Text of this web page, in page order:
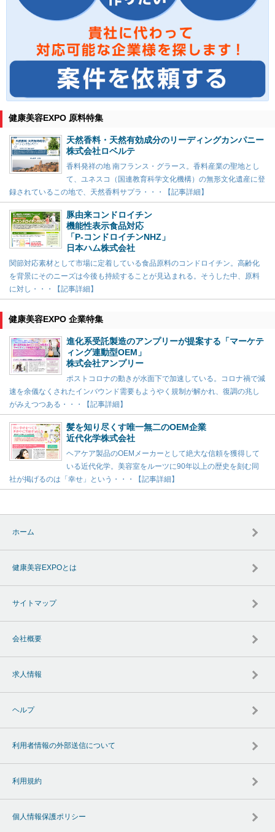
健康美容EXPO 原料特集
天然香料・天然有効成分のリーディングカンパニー
株式会社ロベルテ
香料発祥の地 南フランス・グラース。香料産業の聖地とし
て、ユネスコ（国連教育科学文化機構）の無形文化遺産に登
録されているこの地で、天然香料サプラ・・・【記事詳細】
豚由来コンドロイチン
機能性表示食品対応
「P-コンドロイチンNHZ」
日本ハム株式会社
関節対応素材として市場に定着している食品原料のコンドロイチン。高齢化
を背景にそのニーズは今後も持続することが見込まれる。そうした中、原料
に対し・・・【記事詳細】
健康美容EXPO 企業特集
進化系受託製造のアンプリーが提案する「マーケテ
ィング連動型OEM」
株式会社アンプリー
ポストコロナの動きが水面下で加速している。コロナ禍で減
速を余儀なくされたインバウンド需要もようやく規制が解かれ、復調の兆し
がみえつつある・・・【記事詳細】
髪を知り尽くす唯一無二のOEM企業
近代化学株式会社
ヘアケア製品のOEMメーカーとして絶大な信頼を獲得して
いる近代化学。美容室をルーツに90年以上の歴史を刻む同
社が掲げるのは「幸せ」という・・・【記事詳細】
ホーム
健康美容EXPOとは
サイトマップ
会社概要
求人情報
ヘルプ
利用者情報の外部送信について
利用規約
個人情報保護ポリシー